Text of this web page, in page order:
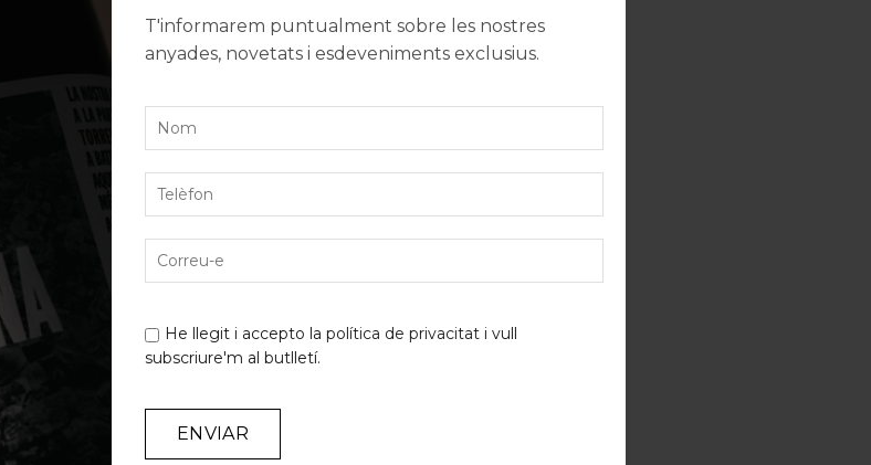
T'informarem puntualment sobre les nostres
anyades, novetats i esdeveniments exclusius.
He llegit i accepto la política de privacitat i vull
subscriure'm al butlletí.